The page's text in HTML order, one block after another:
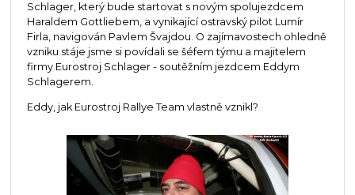
Schlager, který bude startovat s novým spolujezdcem
Haraldem Gottliebem, a vynikající ostravský pilot Lumír
Firla, navigován Pavlem Švajdou. O zajímavostech ohledně
vzniku stáje jsme si povídali se šéfem týmu a majitelem
firmy Eurostroj Schlager - soutěžním jezdcem Eddym
Schlagerem.
Eddy, jak Eurostroj Rallye Team vlastně vznikl?